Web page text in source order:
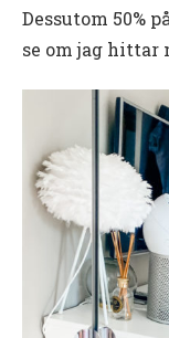
Dessutom 50%
se om jag hittar